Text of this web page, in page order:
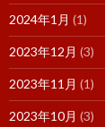
2024年1月 (1)
2023年12月 (3)
2023年11月 (1)
2023年10月 (3)